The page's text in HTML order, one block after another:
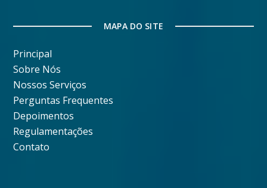
MAPA DO SITE
Principal
Sobre Nós
Nossos Serviços
Perguntas Frequentes
Depoimentos
Regulamentações
Contato